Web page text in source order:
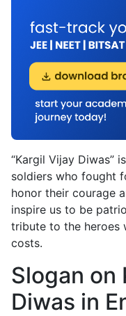
“Kargil Vijay Diwas”
soldiers who fought
honor their courage
inspire us to be
tribute to the heroes
costs.
Slogan on
Diwas in